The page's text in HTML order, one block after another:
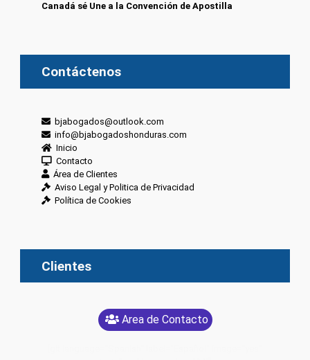
Canadá sé Une a la Convención de Apostilla
Contáctenos
bjabogados@outlook.com
info@bjabogadoshonduras.com
Inicio
Contacto
Área de Clientes
Aviso Legal y Politica de Privacidad
Política de Cookies
Clientes
Area de Contacto